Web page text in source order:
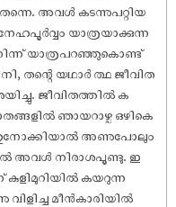
അവൾ കടന്നുപറ്റിയ
യാത്രയാക്കുന്ന
യാത്രപറഞ്ഞുകൊണ്ട്
തന്റെ യഥാർ ത്ഥ ജീവിത
ജീവിതത്തിൽ ക
ഞായറാഴ്ച ഒഴികെ
അണുപോലും
അവൾ നിരാശപൂണ്ടു. ഇ
കുളിമുറിയിൽ കയറുന്ന
വിളിച്ച മീൻകാരിയിൽ